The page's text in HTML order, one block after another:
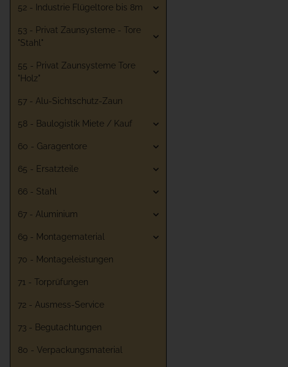
52 - Industrie Flügeltore bis 8m
53 - Privat Zaunsysteme - Tore
"Stahl"
55 - Privat Zaunsysteme Tore
"Holz"
57 - Alu-Sichtschutz-Zaun
58 - Baulogistik Miete / Kauf
60 - Garagentore
65 - Ersatzteile
66 - Stahl
67 - Aluminium
69 - Montagematerial
70 - Montageleistungen
71 - Torprüfungen
72 - Ausmess-Service
73 - Begutachtungen
80 - Verpackungsmaterial